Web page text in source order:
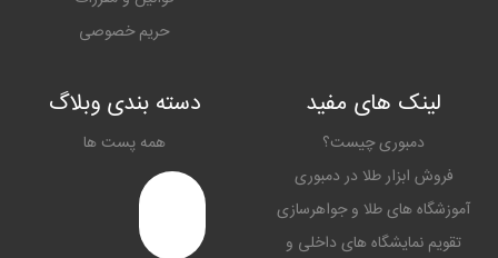
حریم خصوصی
لینک های مفید
دمبوری چیست؟
فروش ابزار طلا در دمبوری
آموزشگاه های طلا و جواهرسازی
تقویم نمایشگاه های داخلی و
دسته بندی وبلاگ
همه پست ها